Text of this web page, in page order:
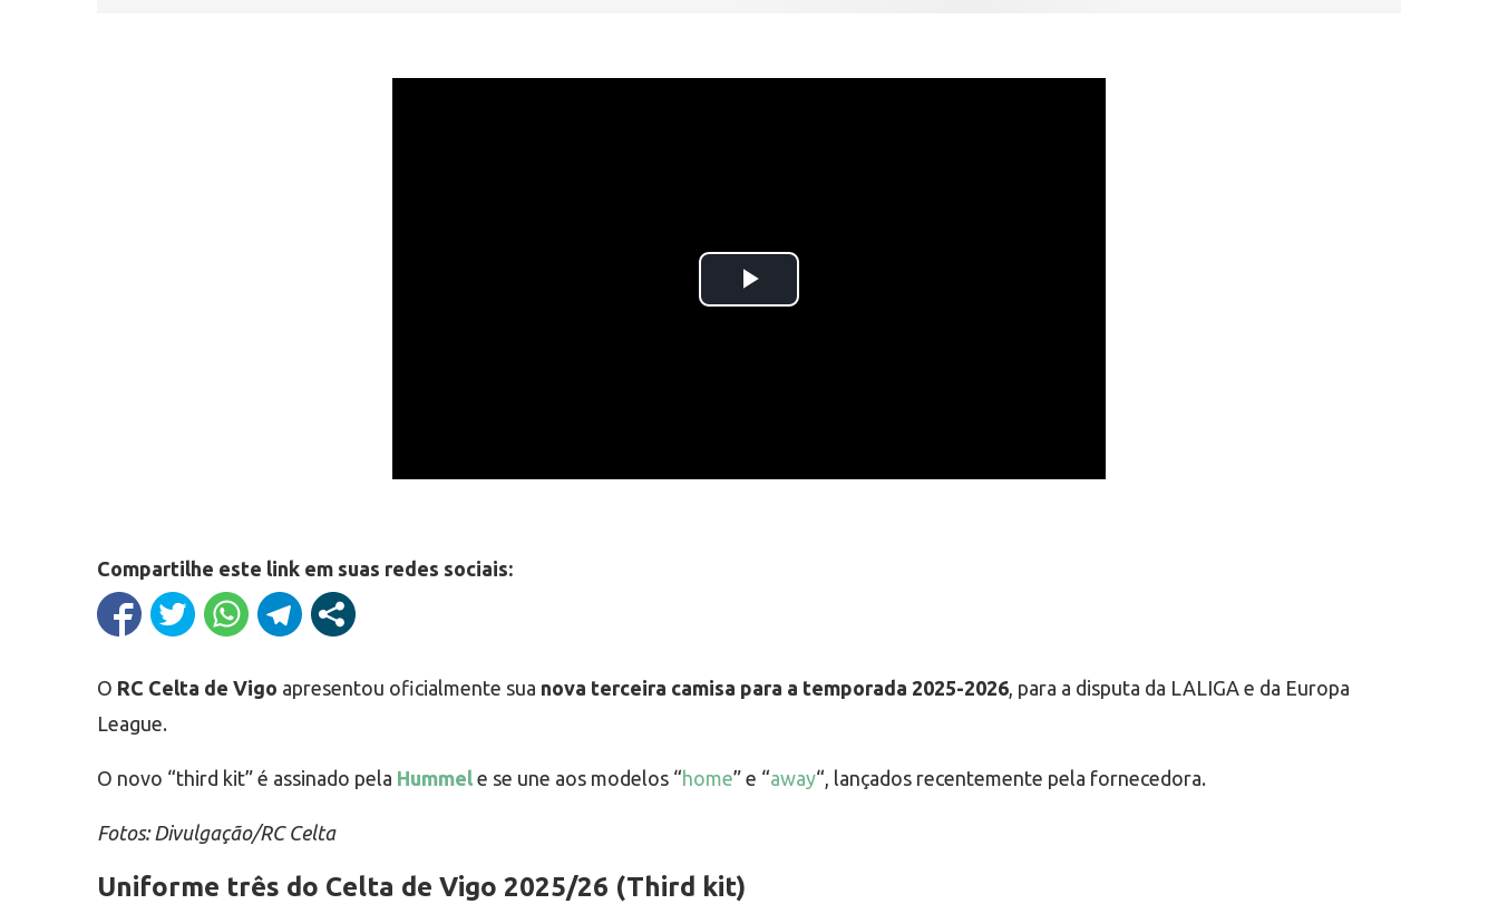
Compartilhe este link em suas redes sociais:
O RC Celta de Vigo apresentou oficialmente sua nova terceira camisa para a temporada 2025-2026, para a disputa da LALIGA e da Europa
League.
O novo “third kit” é assinado pela Hummel e se une aos modelos “home” e “away“, lançados recentemente pela fornecedora.
Fotos: Divulgação/RC Celta
Uniforme três do Celta de Vigo 2025/26 (Third kit)